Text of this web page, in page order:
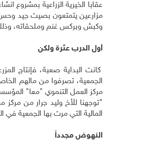
وكبش وبركس غنم وملحقاته،
أول الدرب عثرة ولكن
كانت البداية صعبة، فإنتاج
الجمعية، تصرفوا من مالهم
مركز العمل التنموي "معا"
"توجهنا للأخ وليد جرار من مركز
المالية التي مرت بها الجمعية
النهوض مجدداً